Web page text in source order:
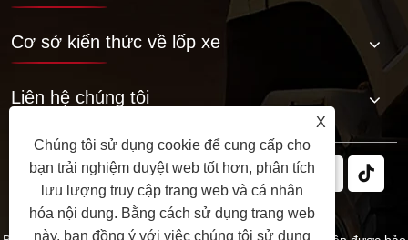
Cơ sở kiến ​​thức về lốp xe
Liên hệ chúng tôi
X
Chúng tôi sử dụng cookie để cung cấp cho
bạn trải nghiệm duyệt web tốt hơn, phân tích
lưu lượng truy cập trang web và cá nhân
hóa nội dung. Bằng cách sử dụng trang web
này, bạn đồng ý với việc chúng tôi sử dụng